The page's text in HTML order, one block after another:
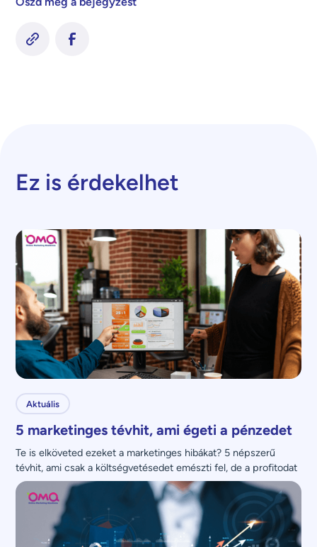
Ez is érdekelhet
Aktuális
5 marketinges tévhit, ami égeti a pénzedet
Te is elköveted ezeket a marketinges hibákat? 5 népszerű
tévhit, ami csak a költségvetésedet emészti fel, de a profitodat
nem növeli.